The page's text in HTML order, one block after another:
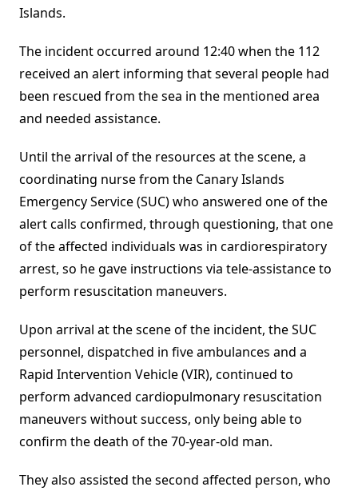
Islands.
The incident occurred around 12:40 when the 112
received an alert informing that several people had
been rescued from the sea in the mentioned area
and needed assistance.
Until the arrival of the resources at the scene, a
coordinating nurse from the Canary Islands
Emergency Service (SUC) who answered one of the
alert calls confirmed, through questioning, that one
of the affected individuals was in cardiorespiratory
arrest, so he gave instructions via tele-assistance to
perform resuscitation maneuvers.
Upon arrival at the scene of the incident, the SUC
personnel, dispatched in five ambulances and a
Rapid Intervention Vehicle (VIR), continued to
perform advanced cardiopulmonary resuscitation
maneuvers without success, only being able to
confirm the death of the 70-year-old man.
They also assisted the second affected person, who